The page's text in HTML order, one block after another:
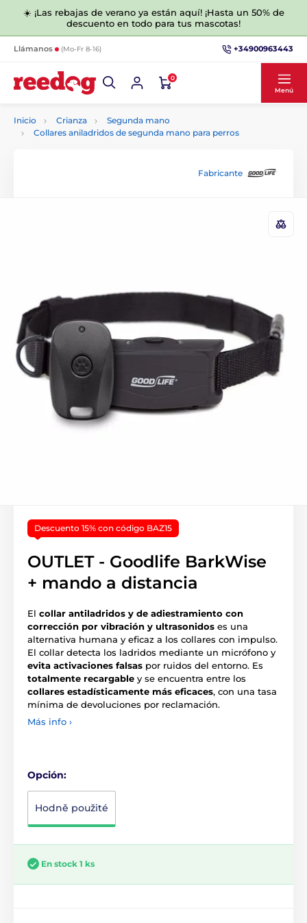
☀️ ¡Las rebajas de verano ya están aquí! ¡Hasta un 50% de
descuento en todo para tus mascotas!
Llámanos (Mo-Fr 8-16) +34900963443
0
Menú
Inicio Crianza
Segunda mano
Collares aniladridos de segunda mano para perros
Fabricante
Descuento 15% con código BAZ15
OUTLET - Goodlife BarkWise
+ mando a distancia
El collar antiladridos y de adiestramiento con
corrección por vibración y ultrasonidos es una
alternativa humana y eficaz a los collares con impulso.
El collar detecta los ladridos mediante un micrófono y
evita activaciones falsas por ruidos del entorno. Es
totalmente recargable y se encuentra entre los
collares estadísticamente más eficaces, con una tasa
mínima de devoluciones por reclamación.
Más info ›
Opción:
Hodně použité
En stock 1 ks